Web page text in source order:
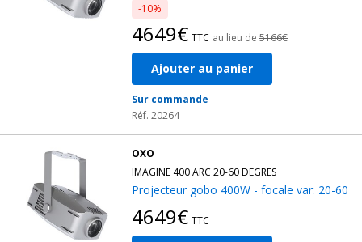
-10%
4649€ TTC au lieu de 5166€
Ajouter au panier
Sur commande
Réf. 20264
OXO
IMAGINE 400 ARC 20-60 DEGRES
Projecteur gobo 400W - focale var. 20-60
4649€ TTC